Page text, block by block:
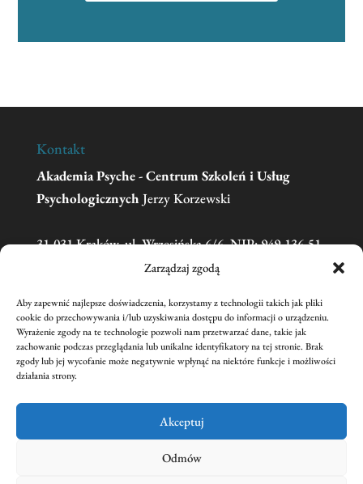
Zarządzaj zgodą
Aby zapewnić najlepsze doświadczenia, korzystamy z technologii takich jak pliki
cookie do przechowywania i/lub uzyskiwania dostępu do informacji o urządzeniu.
Wyrażenie zgody na te technologie pozwoli nam przetwarzać dane, takie jak
zachowanie podczas przeglądania lub unikalne identyfikatory na tej stronie. Brak
zgody lub jej wycofanie może negatywnie wpłynąć na niektóre funkcje i możliwości
działania strony.
Akceptuj
Odmów
Kontakt
Akademia Psyche - Centrum Szkoleń i Usług
Psychologicznych Jerzy Korzewski
31-031 Kraków, ul. Wrzesińska 6/6, NIP: 949-136-51-
Telefon:606 681 595(w sprawie zgłoszeń na
szkolenia prosimy o kontakt mailowy)
Email:academiapsyche@wp.pl
nr konta:
Jerzy Korzewski